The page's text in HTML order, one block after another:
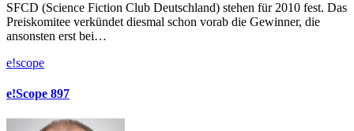
SFCD (Science Fiction Club Deutschland) stehen für 2010 fest. Das
Preiskomitee verkündet diesmal schon vorab die Gewinner, die
ansonsten erst bei…
e!scope
e!Scope 897